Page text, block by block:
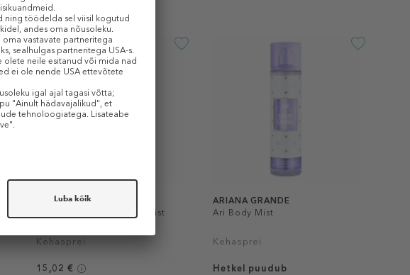
ARIANA GRANDE
Sweet Like Candy Body Mist
Kehasprei
15,02 €
ARIANA GRANDE
Ari Body Mist
Kehasprei
Hetkel puudub